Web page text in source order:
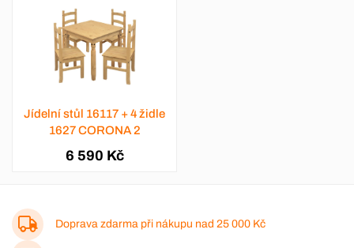
Jídelní stůl 16117 + 4 židle
1627 CORONA 2
6 590 Kč
Doprava zdarma při nákupu nad 25 000 Kč